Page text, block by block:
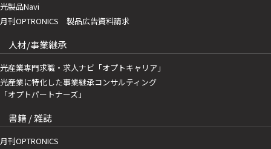
光製品Navi
月刊OPTRONICS 製品広告資料請求
人材/事業継承
光産業専門求職・求人ナビ「オプトキャリア」
光産業に特化した事業継承コンサルティング
「オプトパートナーズ」
書籍 / 雑誌
月刊OPTRONICS